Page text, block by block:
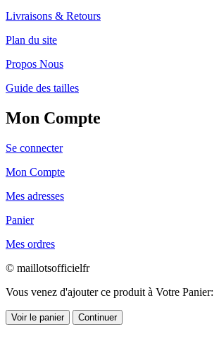
Livraisons & Retours
Plan du site
Propos Nous
Guide des tailles
Mon Compte
Se connecter
Mon Compte
Mes adresses
Panier
Mes ordres
© maillotsofficielfr
Vous venez d'ajouter ce produit à Votre Panier:
Voir le panier Continuer